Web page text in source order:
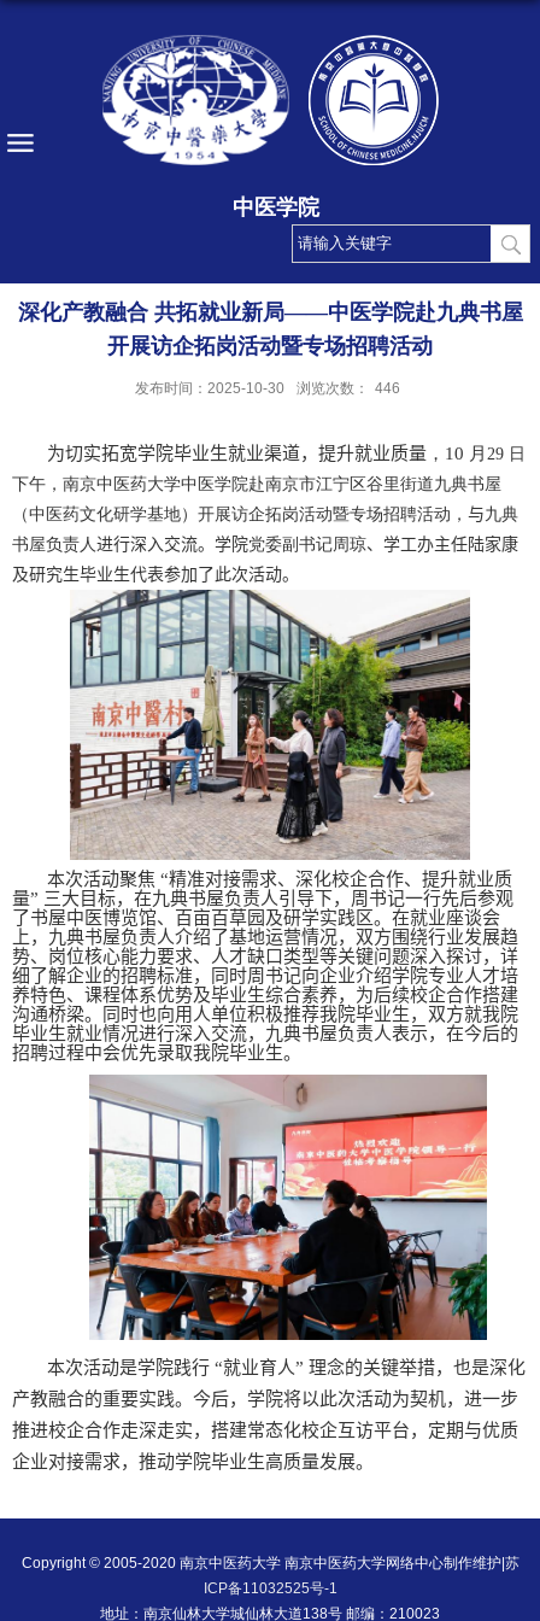
中医学院
深化产教融合 共拓就业新局——中医学院赴九典书屋
开展访企拓岗活动暨专场招聘活动
发布时间：2025-10-30 浏览次数： 446
为切实拓宽学院毕业生就业渠道，提升就业质量 ， 10 月 29 日
下午，南京中医药大学中医学院赴南京市江宁区谷里街道九典书屋
（中医药文化研学基地）开展访企拓岗活动暨专场招聘活动， 与九典
书屋负责人进行深入交流。学院党委副书记周琼、 学工办主任陆家康
及研究生毕业生代表参加了此次活动。
本次活动聚焦 “精准对接需求、深化校企合作、提升就业质
量” 三大目标，在九典书屋负责人引导下，周书记一行先后参观
了书屋中医博览馆、百亩百草园及研学实践区。在就业座谈会
上，九典书屋负责人介绍了基地运营情况，双方围绕行业发展趋
势、岗位核心能力要求、人才缺口类型等关键问题深入探讨，详
细了解企业的招聘标准，同时周书记向企业介绍学院专业人才培
养特色、课程体系优势及毕业生综合素养，为后续校企合作搭建
沟通桥梁。同时也向用人单位积极推荐我院毕业生，双方就我院
毕业生就业情况进行深入交流， 九典书屋负责人表示，在今后的
招聘过程中会优先录取我院毕业生。
本次活动是学院践行 “就业育人” 理念的关键举措，也是深化
产教融合的重要实践。今后，学院将以此次活动为契机，进一步
推进校企合作走深走实，搭建常态化校企互访平台，定期与优质
企业对接需求，推动学院毕业生高质量发展。
Copyright © 2005-2020 南京中医药大学 南京中医药大学网络中心制作维护| 苏
ICP备11032525号-1
地址：南京仙林大学城仙林大道138号 邮编：210023